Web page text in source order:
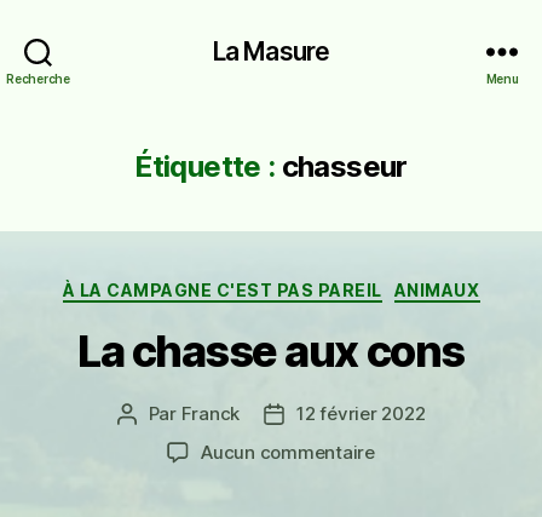
Recherche
La Masure
Menu
Étiquette : chasseur
Catégories
À LA CAMPAGNE C'EST PAS PAREIL ANIMAUX
La chasse aux cons
Auteur
l’article
Par Franck
Date12 février 2022
Aucun commentairesur